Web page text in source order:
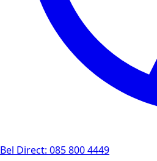
Bel Direct: 085 800 4449